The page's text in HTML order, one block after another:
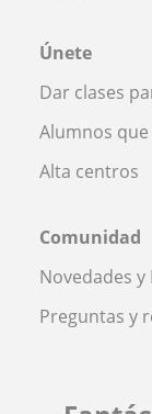
Únete
Dar clases
Alumnos
Alta centros
Comunidad
Novedades y
Preguntas y